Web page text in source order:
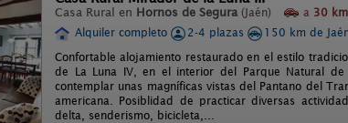
Casa Rural en Hornos de Segura (Jaén) a 30 km
Alquiler completo
2-4 plazas
150 km de
Confortable alojamiento restaurado en el estilo
de La Luna IV, en el interior del Parque Natural
contemplar unas magníficas vistas del Pantano del
americana. Posiblidad de practicar diversas
delta, senderismo, bicicleta,...